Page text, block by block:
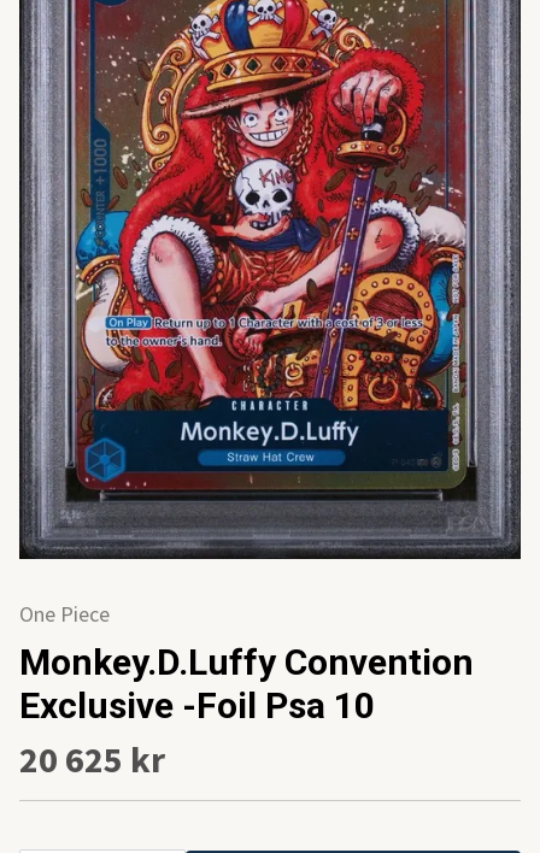
One Piece
Monkey.D.Luffy Convention
Exclusive -Foil Psa 10
20 625 kr